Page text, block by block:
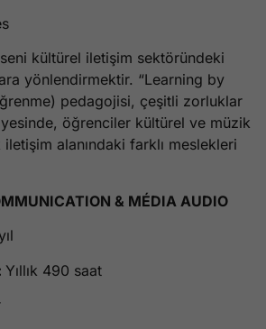
seni kültürel iletişim sektöründeki
yönlendirmektir. “Learning by
pedagojisi, çeşitli zorluklar
öğrenciler kültürel ve müzik
alanındaki farklı meslekleri
& MÉDIA AUDIO
Yıllık 490 saat